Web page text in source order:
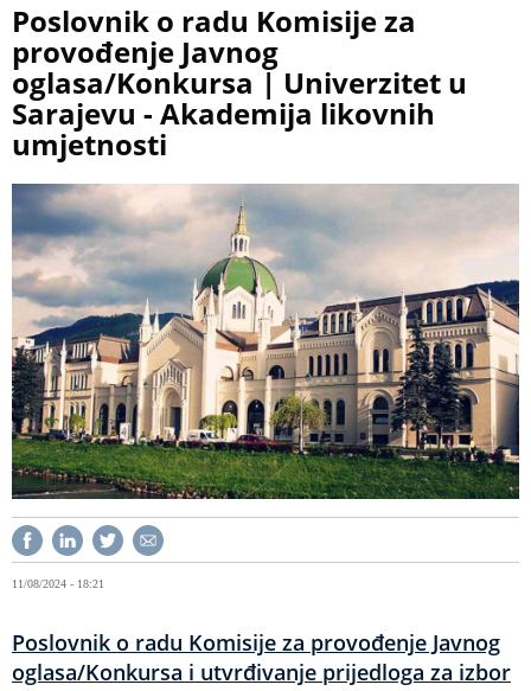
Poslovnik o radu Komisije za
provođenje Javnog
oglasa/Konkursa | Univerzitet u
Sarajevu - Akademija likovnih
umjetnosti
11/08/2024 - 18:21
Poslovnik o radu Komisije za provođenje Javnog
oglasa/Konkursa i utvrđivanje prijedloga za izbor